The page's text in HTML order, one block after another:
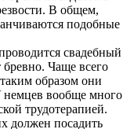
В общем,
подобные
свадебный
бревно. Чаще всего
образом они
немцев вообще много
трудотерапией.
должен посадить